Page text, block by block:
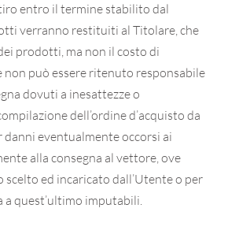
entro il termine stabilito dal
verranno restituiti al Titolare, che
prodotti, ma non il costo di
non può essere ritenuto responsabile
dovuti a inesattezze o
dell’ordine d’acquisto da
danni eventualmente occorsi ai
alla consegna al vettore, ove
scelto ed incaricato dall’Utente o per
a quest’ultimo imputabili.